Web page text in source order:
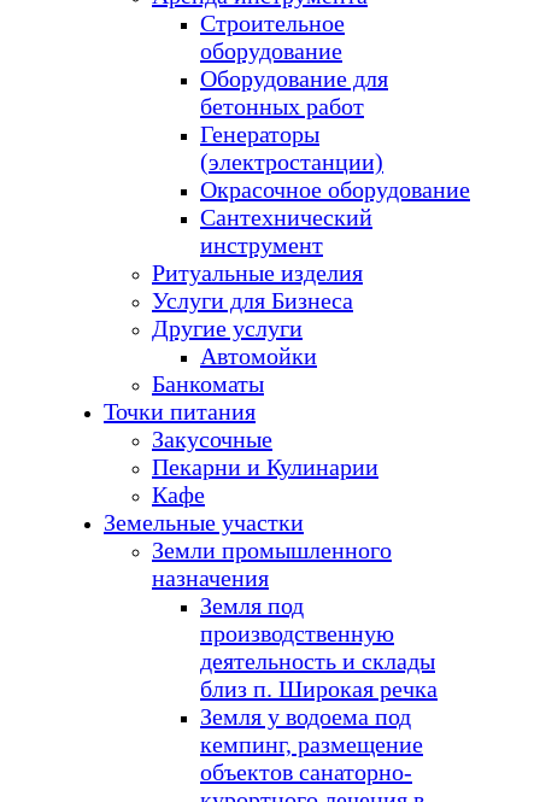
Строительное
оборудование
Оборудование для
бетонных работ
Генераторы
(электростанции)
Окрасочное оборудование
Сантехнический
инструмент
Ритуальные изделия
Услуги для Бизнеса
Другие услуги
Автомойки
Банкоматы
Точки питания
Закусочные
Пекарни и Кулинарии
Кафе
Земельные участки
Земли промышленного
назначения
Земля под
производственную
деятельность и склады
близ п. Широкая речка
Земля у водоема под
кемпинг, размещение
объектов санаторно-